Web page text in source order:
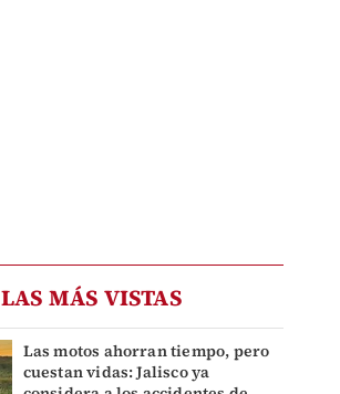
LAS MÁS VISTAS
Las motos ahorran tiempo, pero
cuestan vidas: Jalisco ya